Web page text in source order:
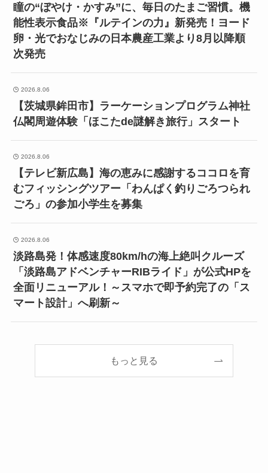
瞳の“ぼやけ・かすみ”に、毎日のたまご習慣。機
能性表示食品※『ルテインの力』新発売！ヨード
卵・光でおなじみの日本農産工業より8月以降順
次発売
2026.8.06
【茨城県鉾田市】ラーケーションプログラム神社
仏閣周遊体験「ほこたde謎解き旅行」スタート
2026.8.06
【テレビ新広島】海の恵みに感謝するココロを育
むフィッシングツアー「わんぱく釣りごろつられ
ごろ」の参加小学生を募集
2026.8.06
淡路島発！体感速度80km/hの海上絶叫クルーズ
「淡路島アドベンチャーRIBライド」が公式HPを
全面リニューアル！～スマホで即予約完了の「ス
マート設計」へ刷新～
もっと見る